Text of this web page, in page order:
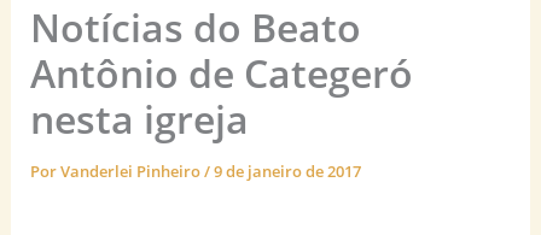
Notícias do Beato
Antônio de Categeró
nesta igreja
PorVanderlei Pinheiro/9 de janeiro de 2017